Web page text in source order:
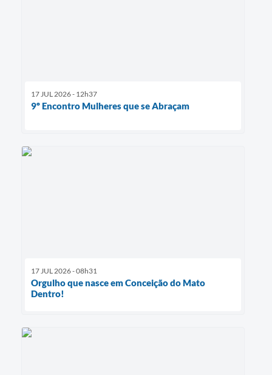
17 JUL 2026 - 12h37
9º Encontro Mulheres que se Abraçam
17 JUL 2026 - 08h31
Orgulho que nasce em Conceição do Mato
Dentro!